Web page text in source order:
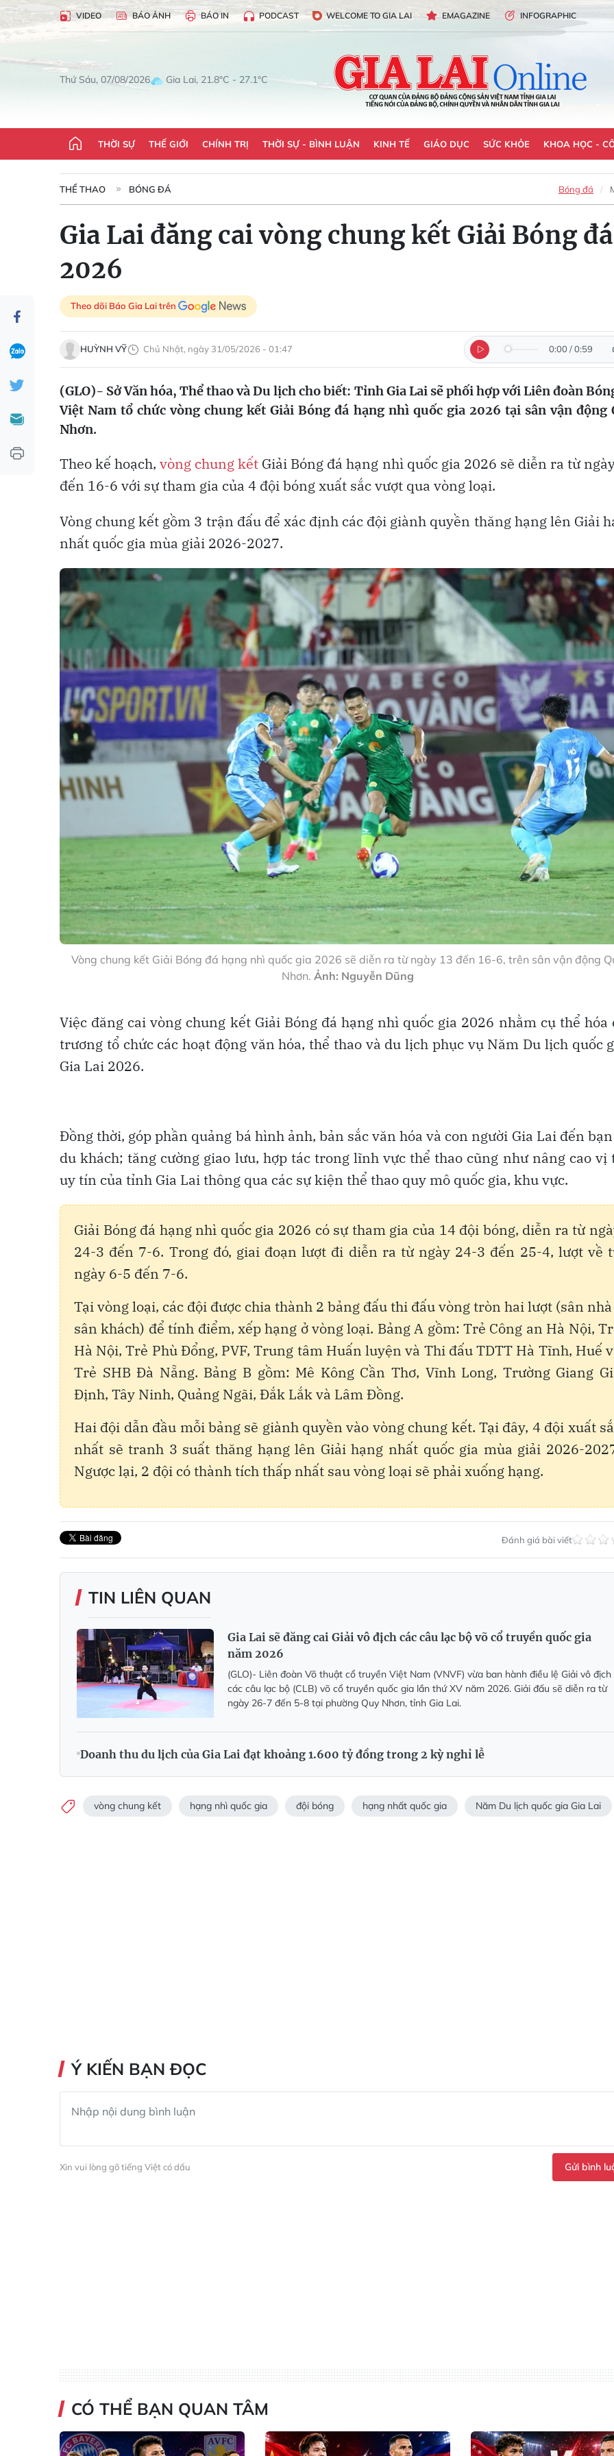
VIDEO BÁO ẢNH BÁO IN PODCAST WELCOME TO GIA LAI EMAGAZINE INFOGRAPHIC
Thứ Sáu, 07/08/2026 Gia Lai, 21.8°C - 27.1°C
THỜI SỰ THẾ GIỚI CHÍNH TRỊ THỜI SỰ - BÌNH LUẬN KINH TẾ GIÁO DỤC SỨC KHỎE KHOA HỌC -
THỂ THAO BÓNG ĐÁ Bóng đá
Gia Lai đăng cai vòng chung kết Giải Bóng
2026
Theo dõi Báo Gia Lai trên
HUỲNH VỸ Chủ Nhật, ngày 31/05/2026 - 01:47 0:00 /0:59
(GLO)- Sở Văn hóa, Thể thao và Du lịch cho biết: Tỉnh Gia Lai sẽ phối hợp với Liên đoàn
Việt Nam tổ chức vòng chung kết Giải Bóng đá hạng nhì quốc gia 2026 tại sân vận động
Nhơn.
Theo kế hoạch,vòng chung kết Giải Bóng đá hạng nhì quốc gia 2026 sẽ diễn ra từ
đến 16-6 với sự tham gia của 4 đội bóng xuất sắc vượt qua vòng loại.
Vòng chung kết gồm 3 trận đấu để xác định các đội giành quyền thăng hạng lên Giải
nhất quốc gia mùa giải 2026-2027.
Vòng chung kết Giải Bóng đá hạng nhì quốc gia 2026 sẽ diễn ra từ ngày 13 đến 16-6, trên sân vận động
Nhơn. Ảnh: Nguyễn Dũng
Việc đăng cai vòng chung kết Giải Bóng đá hạng nhì quốc gia 2026 nhằm cụ thể hóa
trương tổ chức các hoạt động văn hóa, thể thao và du lịch phục vụ Năm Du lịch quốc
Gia Lai 2026.
Đồng thời, góp phần quảng bá hình ảnh, bản sắc văn hóa và con người Gia Lai đến
du khách; tăng cường giao lưu, hợp tác trong lĩnh vực thể thao cũng như nâng cao vị
uy tín của tỉnh Gia Lai thông qua các sự kiện thể thao quy mô quốc gia, khu vực.
Giải Bóng đá hạng nhì quốc gia 2026 có sự tham gia của 14 đội bóng, diễn ra từ
24-3 đến 7-6. Trong đó, giai đoạn lượt đi diễn ra từ ngày 24-3 đến 25-4, lượt về
ngày 6-5 đến 7-6.
Tại vòng loại, các đội được chia thành 2 bảng đấu thi đấu vòng tròn hai lượt (sân
sân khách) để tính điểm, xếp hạng ở vòng loại. Bảng A gồm: Trẻ Công an Hà Nội,
Hà Nội, Trẻ Phù Đổng, PVF, Trung tâm Huấn luyện và Thi đấu TDTT Hà Tĩnh, Huế
Trẻ SHB Đà Nẵng. Bảng B gồm: Mê Kông Cần Thơ, Vĩnh Long, Trường Giang
Định, Tây Ninh, Quảng Ngãi, Đắk Lắk và Lâm Đồng.
Hai đội dẫn đầu mỗi bảng sẽ giành quyền vào vòng chung kết. Tại đây, 4 đội xuất
nhất sẽ tranh 3 suất thăng hạng lên Giải hạng nhất quốc gia mùa giải 2026-
Ngược lại, 2 đội có thành tích thấp nhất sau vòng loại sẽ phải xuống hạng.
Đánh giá bài viết
TIN LIÊN QUAN
Gia Lai sẽ đăng cai Giải vô địch các câu lạc bộ võ cổ truyền quốc gia
năm 2026
(GLO)- Liên đoàn Võ thuật cổ truyền Việt Nam (VNVF) vừa ban hành điều lệ Giải vô địch
các câu lạc bộ (CLB) võ cổ truyền quốc gia lần thứ XV năm 2026. Giải đấu sẽ diễn ra từ
ngày 26-7 đến 5-8 tại phường Quy Nhơn, tỉnh Gia Lai.
Doanh thu du lịch của Gia Lai đạt khoảng 1.600 tỷ đồng trong 2 kỳ nghỉ lễ
vòng chung kết hạng nhì quốc gia đội bóng hạng nhất quốc gia Năm Du lịch quốc gia Gia Lai
Ý KIẾN BẠN ĐỌC
Xin vui lòng gõ tiếng Việt có dấu Gửi bình
CÓ THỂ BẠN QUAN TÂM